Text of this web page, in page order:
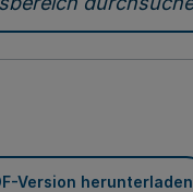
durchsuchen
Version herunterladen